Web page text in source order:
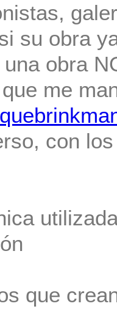
su obra
obra
me
con
que